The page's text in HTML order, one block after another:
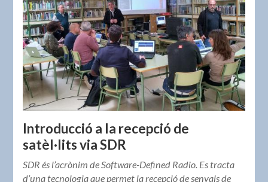
Introducció a la recepció de
satèl·lits via SDR
SDR és l’acrònim de Software-Defined Radio. Es tracta
d’una tecnologia que permet la recepció de senyals de